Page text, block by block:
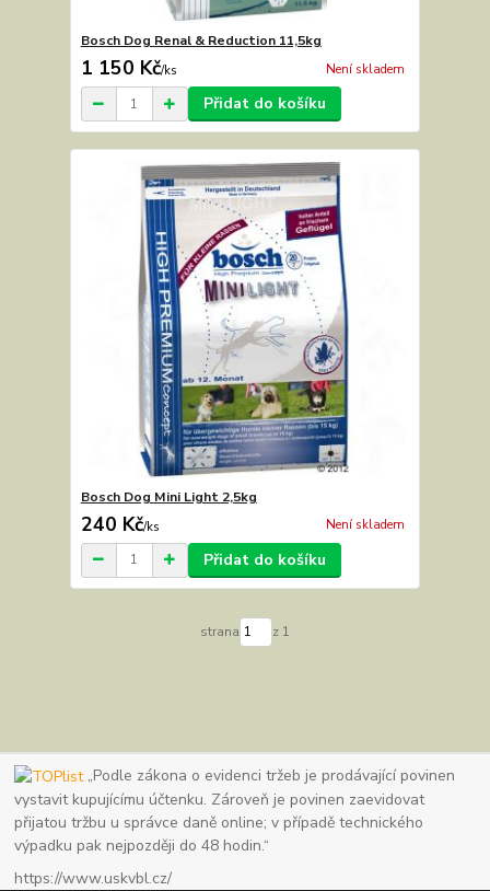
Bosch Dog Renal & Reduction 11,5kg
1 150 Kč/ks Není skladem
Přidat do košíku
Bosch Dog Mini Light 2,5kg
240 Kč/ks Není skladem
Přidat do košíku
strana z 1
„Podle zákona o evidenci tržeb je prodávající povinen
vystavit kupujícímu účtenku. Zároveň je povinen zaevidovat
přijatou tržbu u správce daně online; v případě technického
výpadku pak nejpozději do 48 hodin.“
https://www.uskvbl.cz/